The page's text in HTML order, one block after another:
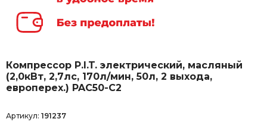
Компрессор P.I.T. электрический, масляный
(2,0кВт, 2,7лс, 170л/мин, 50л, 2 выхода,
европерех.) PAC50-C2
Артикул: 191237